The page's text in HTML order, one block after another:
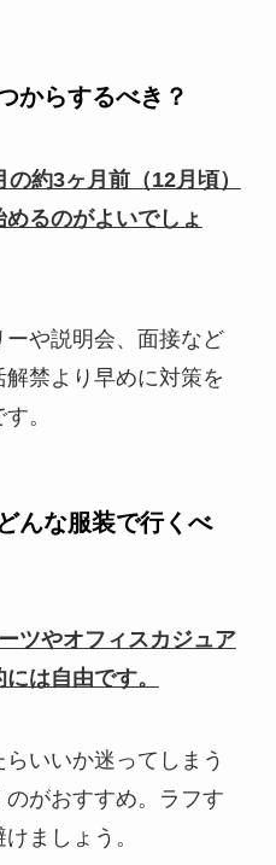
からするべき？
約3ヶ月前（12月頃）
るのがよいでしょ
や説明会、面接など
禁より早めに対策を
。
んな服装で行くべ
ツやオフィスカジュア
は自由です。
いいか迷ってしまう
がおすすめ。ラフす
ましょう。